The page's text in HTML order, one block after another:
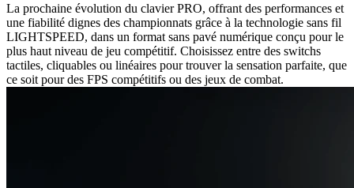
La prochaine évolution du clavier PRO, offrant des performances et
une fiabilité dignes des championnats grâce à la technologie sans fil
LIGHTSPEED, dans un format sans pavé numérique conçu pour le
plus haut niveau de jeu compétitif. Choisissez entre des switchs
tactiles, cliquables ou linéaires pour trouver la sensation parfaite, que
ce soit pour des FPS compétitifs ou des jeux de combat.